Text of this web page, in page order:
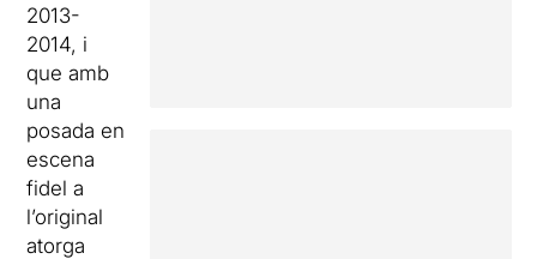
2013-
2014, i
que amb
una
posada en
escena
fidel a
l’original
atorga